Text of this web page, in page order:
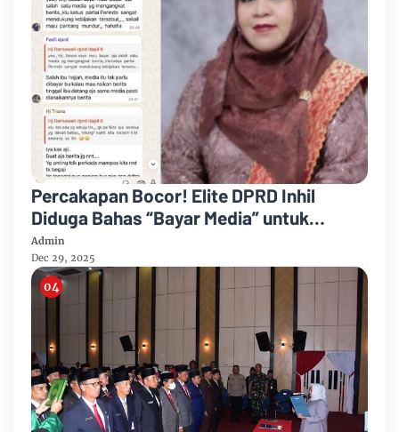
Percakapan Bocor! Elite DPRD Inhil
Diduga Bahas “Bayar Media” untuk
Dukung Kebijakan
Admin
Dec 29, 2025